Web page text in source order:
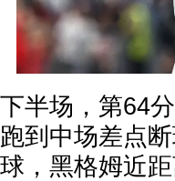
下半场，第64
跑到中场差点
球，黑格姆近